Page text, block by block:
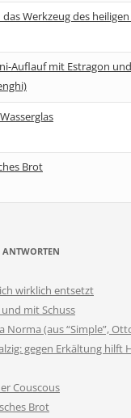
das Werkzeug des
Auflauf mit Estragon
Brot
wirklich entsetzt
mit Schuss
Norma (aus “Simple”,
gegen Erkältung hilft
Couscous
Brot